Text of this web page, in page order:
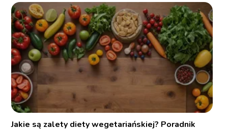
Jakie są zalety diety wegetariańskiej? Poradnik